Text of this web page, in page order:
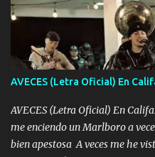
AVECES (Letra Oficial) En
AVECES (Letra Oficial) En
me enciendo un Marlboro a
bien apestosa A veces me he